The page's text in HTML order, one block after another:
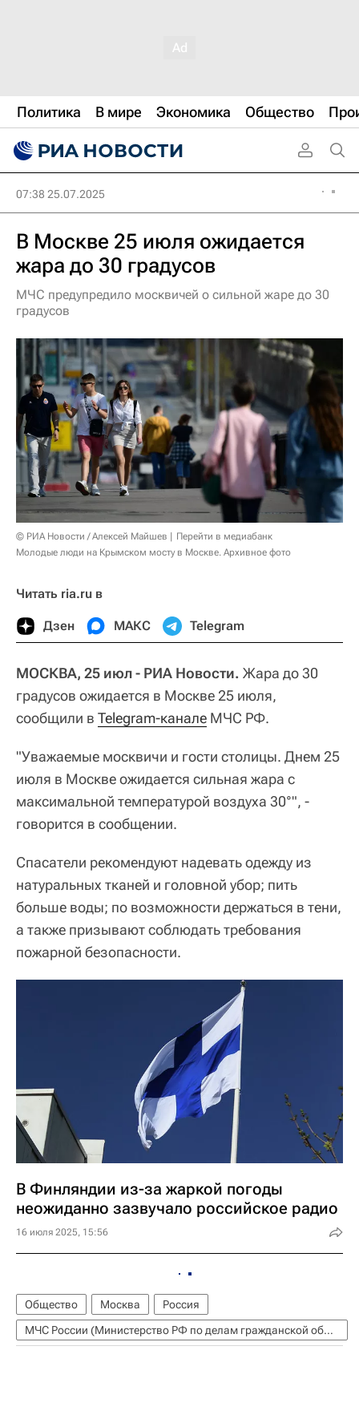
Политика В мире Экономика Общество
07:38 25.07.2025
В Москве 25 июля ожидается
жара до 30 градусов
МЧС предупредило москвичей о сильной жаре до 30
градусов
© РИА Новости / Алексей Майшев
Перейти в медиабанк
Молодые люди на Крымском мосту в Москве. Архивное фото
Читать ria.ru в
Дзен МАКС Telegram
МОСКВА, 25 июл - РИА Новости. Жара до 30
градусов ожидается в Москве 25 июля,
сообщили в Telegram-канале МЧС РФ.
"Уважаемые москвичи и гости столицы. Днем 25
июля в Москве ожидается сильная жара с
максимальной температурой воздуха 30°", -
говорится в сообщении.
Спасатели рекомендуют надевать одежду из
натуральных тканей и головной убор; пить
больше воды; по возможности держаться в тени,
а также призывают соблюдать требования
пожарной безопасности.
В Финляндии из-за жаркой погоды
неожиданно зазвучало российское радио
16 июля 2025, 15:56
Общество Москва
Россия
МЧС России (Министерство РФ по делам гражданской обороны, чрезвычайным ситуациям и ликвидации последствий стихийных бедствий)